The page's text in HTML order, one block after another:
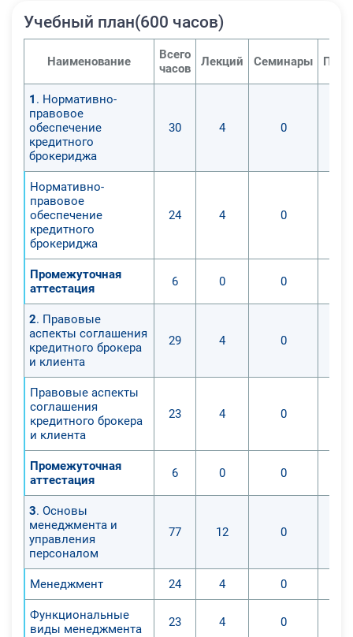
Учебный план(600 часов)
Наименование
Всего
часов
Лекций Семинары
1 . Нормативно-
правовое
обеспечение
кредитного
брокериджа
30 4 0
Нормативно-
правовое
обеспечение
кредитного
брокериджа
24 4 0
Промежуточная
аттестация
6 0 0
2. Правовые
аспекты соглашения
кредитного брокера
и клиента
29 4 0
Правовые аспекты
соглашения
кредитного брокера
и клиента
23 4 0
Промежуточная
аттестация
6 0 0
3. Основы
менеджмента и
управления
персоналом
77 12 0
Менеджмент 24 4 0
Функциональные
виды менеджмента
23 4 0